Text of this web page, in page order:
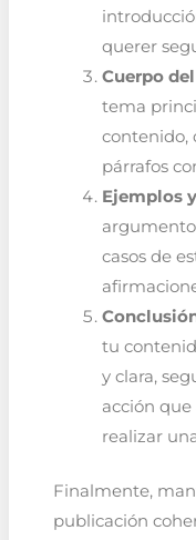
querer
Cuerpo
tema
contenido,
párrafos
Ejemplos
casos de
tu
y clara,
acción
realizar
Finalmente,
publicación